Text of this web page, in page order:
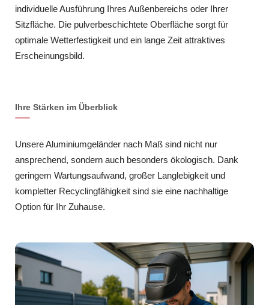
individuelle Ausführung Ihres Außenbereichs oder Ihrer
Sitzfläche. Die pulverbeschichtete Oberfläche sorgt für
optimale Wetterfestigkeit und ein lange Zeit attraktives
Erscheinungsbild.
Ihre Stärken im Überblick
Unsere Aluminiumgeländer nach Maß sind nicht nur
ansprechend, sondern auch besonders ökologisch. Dank
geringem Wartungsaufwand, großer Langlebigkeit und
kompletter Recyclingfähigkeit sind sie eine nachhaltige
Option für Ihr Zuhause.